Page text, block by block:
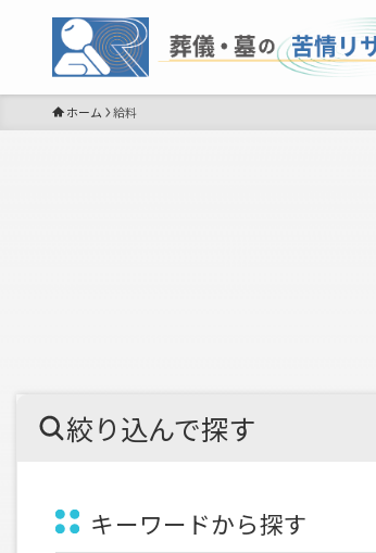
ホーム 給料
絞り込んで探す
キーワードから探す